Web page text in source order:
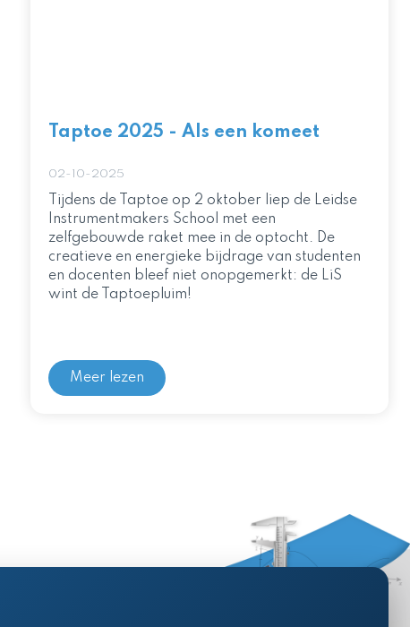
Taptoe 2025 - Als een komeet
02-10-2025
Tijdens de Taptoe op 2 oktober liep de Leidse
Instrumentmakers School met een
zelfgebouwde raket mee in de optocht. De
creatieve en energieke bijdrage van studenten
en docenten bleef niet onopgemerkt: de LiS
wint de Taptoepluim!
Meer lezen